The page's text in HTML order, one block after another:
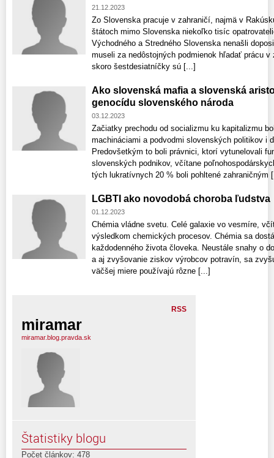
21.12.2023
Zo Slovenska pracuje v zahraničí, najmä v
štátoch mimo Slovenska niekoľko tisíc
Východného a Stredného Slovenska nenašli
museli za nedôstojných podmienok hľadať prácu
skoro šestdesiatníčky sú [...]
Ako slovenská mafia a slovenská
genocídu slovenského národa
03.12.2023
Začiatky prechodu od socializmu ku kapitalizmu
machináciami a podvodmi slovenských politikov i
Predovšetkým to boli právnici, ktorí vytunelovali
slovenských podnikov, včítane
tých lukratívnych 20 % boli pohltené zahraničným
LGBTI ako novodobá choroba ľudstva
01.12.2023
Chémia vládne svetu. Celé galaxie vo vesmíre,
výsledkom chemických procesov. Chémia sa
každodenného života človeka. Neustále snahy o
a aj zvyšovanie ziskov výrobcov potravín, sa
väčšej miere používajú rôzne [...]
RSS
miramar
miramar.blog.pravda.sk
Štatistiky blogu
Počet článkov: 478